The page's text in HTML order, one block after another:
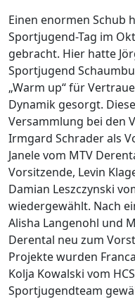
Einen enormen Schub
Sportjugend-Tag im
gebracht. Hier hatte
Sportjugend
„Warm up“ für
Dynamik gesorgt.
Versammlung bei den
Irmgard Schrader als
Janele vom MTV
Vorsitzende, Levin
Damian Leszczynski
wiedergewählt. Nach
Alisha Langenohl und
Derental neu zum
Projekte wurden
Kolja Kowalski vom
Sportjugendteam